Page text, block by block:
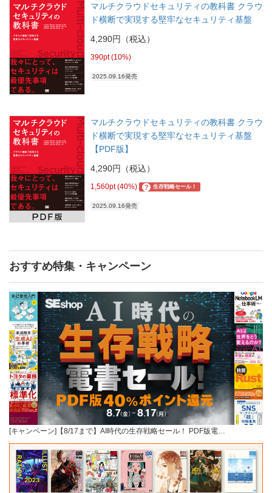
マルチクラウドセキュリティの教科書 クラウ
ド横断で実現する堅牢なセキュリティ基盤
4,290円（税込）
390pt (10%)
2025.09.16発売
マルチクラウドセキュリティの教科書 クラウ
ド横断で実現する堅牢なセキュリティ基盤
【PDF版】
4,290円（税込）
1,560pt (40%) ? 生存戦略セール！
2025.09.16発売
おすすめ特集・キャンペーン
[キャンペーン]【8/17まで】AI時代の生存戦略セール！ PDF版電…